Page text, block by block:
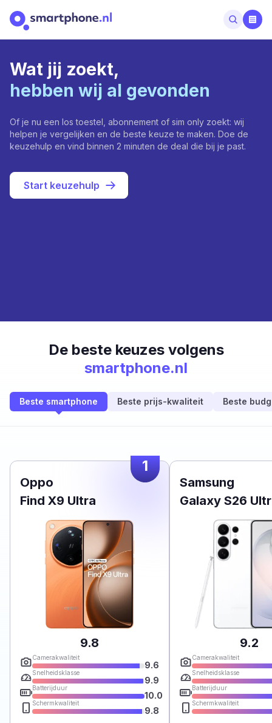
Wat jij zoekt,
hebben wij al gevonden
Of je nu een los toestel, abonnement of sim only zoekt: wij
helpen je vergelijken en de beste keuze te maken. Doe de
keuzehulp en vind binnen 2 minuten de deal die bij je past.
Start keuzehulp
De beste keuzes volgens
smartphone.nl
Beste smartphone Beste prijs-kwaliteit Beste
1
Oppo
Find X9 Ultra
9.8
Camerakwaliteit
9.6
Snelheidsklasse
9.9
Batterijduur
10.0
Schermkwaliteit
9.8
Samsung
Galaxy S26
9.2
Camerakwaliteit
Snelheidsklasse
Batterijduur
Schermkwaliteit